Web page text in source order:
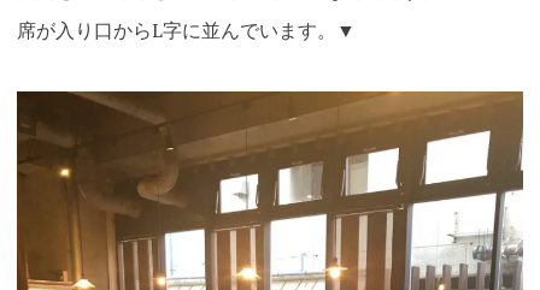
席が入り口からL字に並んでいます。▼